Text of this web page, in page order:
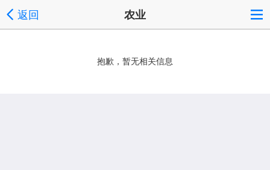
返回 农业
抱歉，暂无相关信息